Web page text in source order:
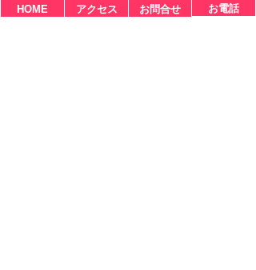
HOME アクセス お問合せ お電話
〒611-0041